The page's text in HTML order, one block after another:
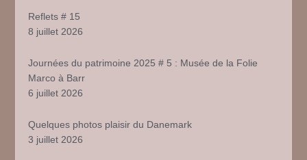
Reflets # 15
8 juillet 2026
Journées du patrimoine 2025 # 5 : Musée de la Folie
Marco à Barr
6 juillet 2026
Quelques photos plaisir du Danemark
3 juillet 2026